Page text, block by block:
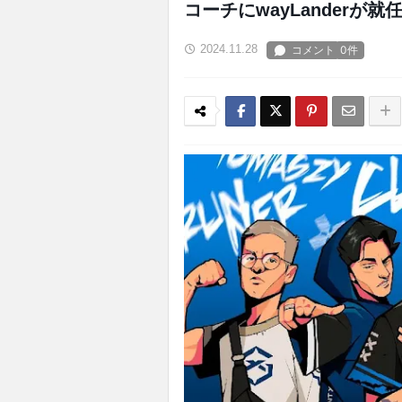
コーチにwayLanderが就任
2024.11.28